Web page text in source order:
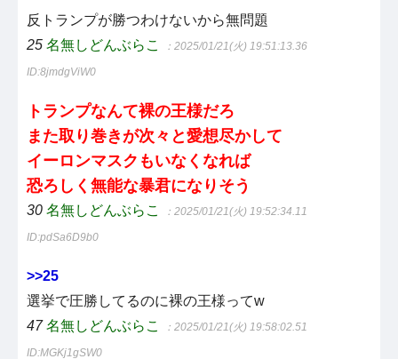
反トランプが勝つわけないから無問題
25 名無しどんぶらこ ：2025/01/21(火) 19:51:13.36
ID:8jmdgViW0
トランプなんて裸の王様だろ
また取り巻きが次々と愛想尽かして
イーロンマスクもいなくなれば
恐ろしく無能な暴君になりそう
30 名無しどんぶらこ ：2025/01/21(火) 19:52:34.11
ID:pdSa6D9b0
>>25
選挙で圧勝してるのに裸の王様ってw
47 名無しどんぶらこ ：2025/01/21(火) 19:58:02.51
ID:MGKj1gSW0